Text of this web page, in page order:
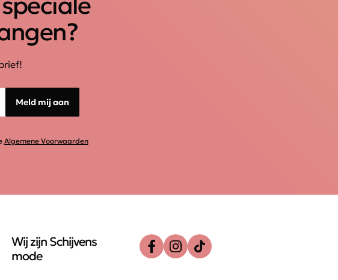
Meld mij aan
Algemene Voorwaarden
Wij zijn Schijvens
mode